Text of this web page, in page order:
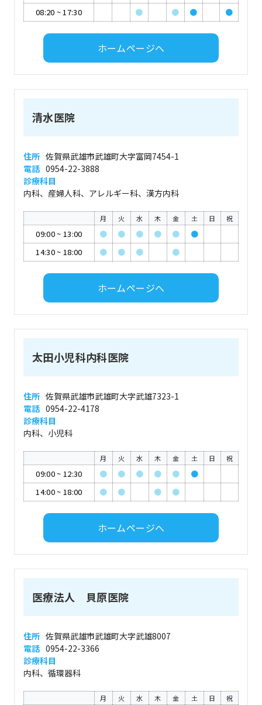
08:20 ~17:30 ● ● ● ●
ホームページへ
清水医院
住所 佐賀県武雄市武雄町大字富岡7454-1
電話 0954-22-3888
診療科目
内科、産婦人科、アレルギー科、漢方内科
月 火 水 木 金 土 日 祝
09:00~ 13:00 ● ● ● ● ●
●
14:30~ 18:00 ● ● ● ●
ホームページへ
太田小児科内科医院
住所 佐賀県武雄市武雄町大字武雄7323-1
電話 0954-22-4178
診療科目
内科、小児科
月 火 水 木 金 土 日 祝
09:00~ 12:30 ● ● ● ● ●
●
14:00~ 18:00 ● ● ● ●
ホームページへ
医療法人 貝原医院
住所 佐賀県武雄市武雄町大字武雄8007
電話 0954-22-3366
診療科目
内科、循環器科
月 火 水 木 金 土 日 祝